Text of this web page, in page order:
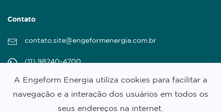
Contato
contato.site@engeformenergia.com.br
(11) 98240-4700
(11) 3030-7200
A Engeform Energia utiliza cookies para facilitar a
navegação e a interação dos usuários em todos os
seus endereços na internet.